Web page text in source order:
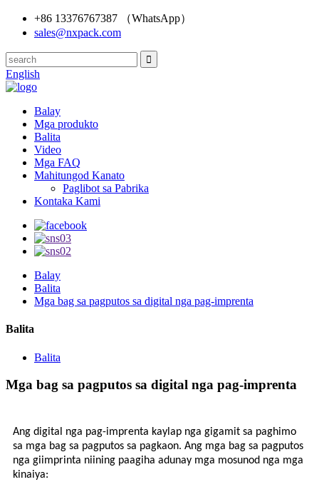
+86 13376767387 （WhatsApp）
sales@nxpack.com
English
Balay
Mga produkto
Balita
Video
Mga FAQ
Mahitungod Kanato
Paglibot sa Pabrika
Kontaka Kami
Balay
Balita
Mga bag sa pagputos sa digital nga pag-imprenta
Balita
Balita
Mga bag sa pagputos sa digital nga pag-imprenta
Ang digital nga pag-imprenta kaylap nga gigamit sa paghimo
sa mga bag sa pagputos sa pagkaon. Ang mga bag sa pagputos
nga giimprinta niining paagiha adunay mga mosunod nga mga
kinaiya: